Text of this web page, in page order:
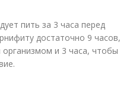
пить за 3 часа перед
достаточно 9 часов,
и 3 часа, чтобы